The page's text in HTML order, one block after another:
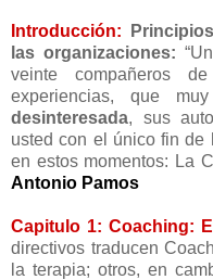
Introducción:
las organizaciones:
veinte compañeros
experiencias, que
desinteresada, sus
usted con el único fin de
en estos momentos: La
Antonio Pamos
Capitulo 1: Coaching:
directivos traducen
la terapia; otros, en